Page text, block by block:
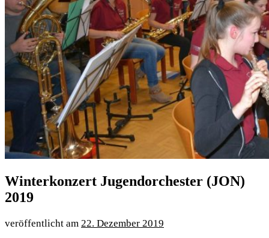
Winterkonzert Jugendorchester (JON)
2019
22. Dezember 2019